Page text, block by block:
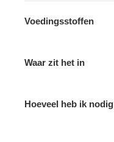
Voedingsstoffen
Waar zit het in
Hoeveel heb ik nodig